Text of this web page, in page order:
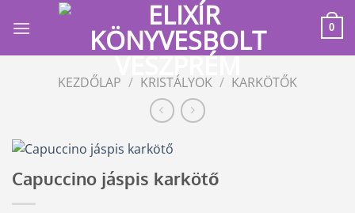
0
KEZDŐLAP / KRISTÁLYOK / KARKÖTŐK
Capuccino jáspis karkötő